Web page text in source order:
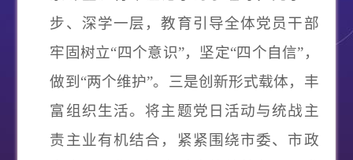
步、深学一层，教育引导全体党员干部
牢固树立“四个意识”，坚定“四个自信”，
做到“两个维护”。
三是创新形式载体，丰
富组织生活。 将主题党日活动与统战主
责主业有机结合，紧紧围绕市委、市政